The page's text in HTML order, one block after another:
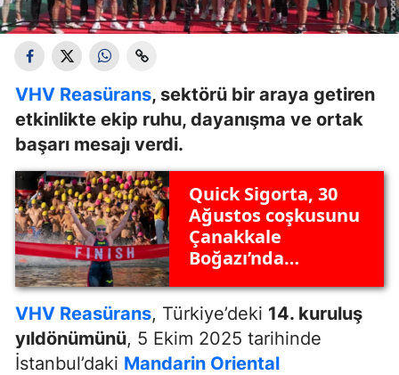
VHV Reasürans, sektörü bir araya getiren
etkinlikte ekip ruhu, dayanışma ve ortak
başarı mesajı verdi.
Quick Sigorta, 30
Ağustos coşkusunu
Çanakkale
Boğazı’nda
VHV Reasürans, Türkiye’deki 14. kuruluş
yıldönümünü, 5 Ekim 2025 tarihinde
İstanbul’daki Mandarin Oriental